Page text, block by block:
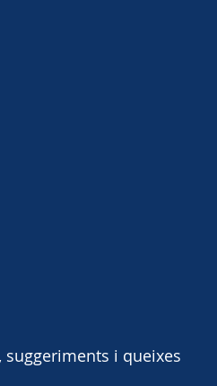
i queixes